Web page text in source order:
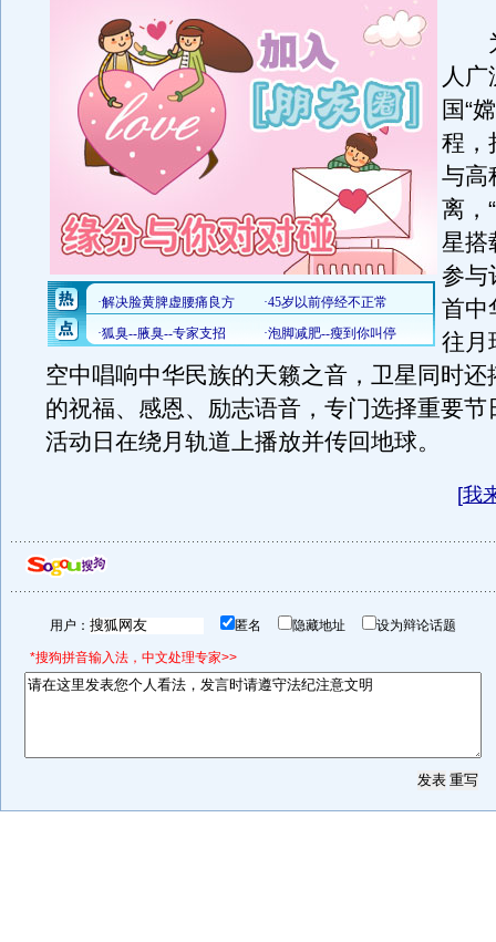
为
人广
国“
程，
与高
离，
星搭
参与
首中
往月
空中唱响中华民族的天籁之音，卫星同时还
的祝福、感恩、励志语音，专门选择重要节
活动日在绕月轨道上播放并传回地球。
[我
用户： 匿名 隐藏地址 设为辩论话题
*搜狗拼音输入法，中文处理专家>>